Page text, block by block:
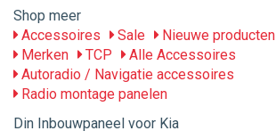
Shop meer
Accessoires
Sale Nieuwe producten
Merken
TCP
Alle Accessoires
Autoradio / Navigatie accessoires
Radio montage panelen
Din Inbouwpaneel voor Kia